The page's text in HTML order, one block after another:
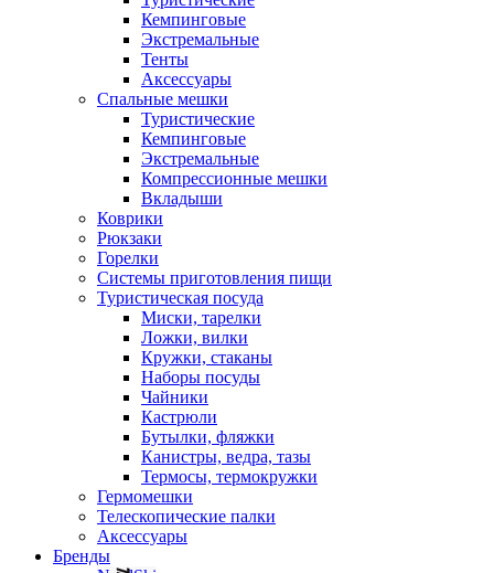
Кемпинговые
Экстремальные
Тенты
Аксессуары
Спальные мешки
Туристические
Кемпинговые
Экстремальные
Компрессионные мешки
Вкладыши
Коврики
Рюкзаки
Горелки
Системы приготовления пищи
Туристическая посуда
Миски, тарелки
Ложки, вилки
Кружки, стаканы
Наборы посуды
Чайники
Кастрюли
Бутылки, фляжки
Канистры, ведра, тазы
Термосы, термокружки
Гермомешки
Телескопические палки
Аксессуары
Бренды